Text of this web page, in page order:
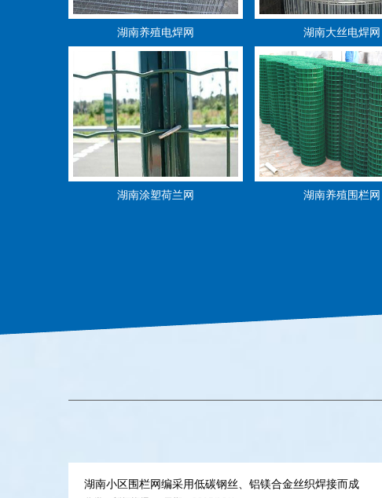
湖南养殖电焊网 湖南大丝电焊网
湖南涂塑荷兰网 湖南养殖围栏网
湖南小区围栏网编采用低碳钢丝、铝镁合金丝织焊接而成